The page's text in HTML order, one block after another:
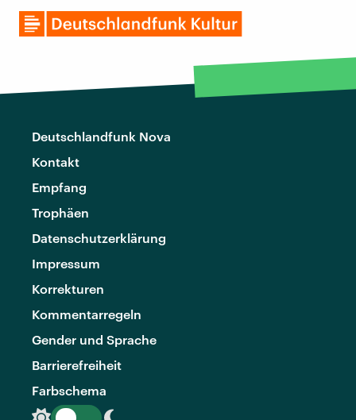
Deutschlandfunk Nova
Kontakt
Empfang
Trophäen
Datenschutzerklärung
Impressum
Korrekturen
Kommentarregeln
Gender und Sprache
Barrierefreiheit
Farbschema